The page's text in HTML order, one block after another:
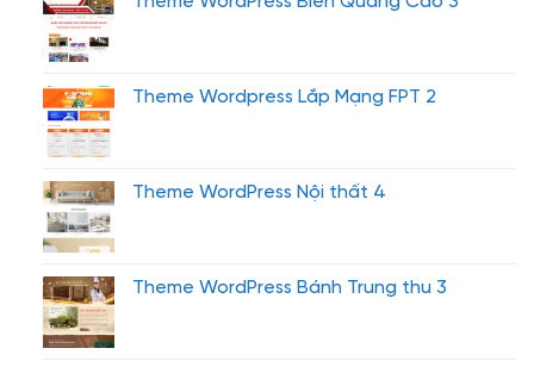
Theme Wordpress Lắp Mạng FPT 2
Theme WordPress Nội thất 4
Theme WordPress Bánh Trung thu 3